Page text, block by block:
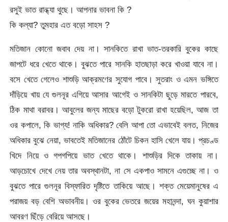
রসুই ভাত রান্ধ্যা থুছে। আপনার ভাবনা কি ?
কি কল্যা? তুমহার এত বড়ো সাহস ?
মতিজান কোনো জবাব দেয় না। সানকিতে রাখা ভাত-তরকারি বুকের কাছে
জাপটে ধরে খেতে থাকে। বুঝতে পারে সানকি হাতছাড়া করে খাওয়া যাবে না।
বসে খেতে গেলেও শাশুড়ি আক্রমণের সুযোগ পাবে। সুতরাং ও এমন ভঙ্গিতে
দাঁড়িয়ে খায় যে গুলনূর এগিয়ে আসার আগেই ও সানকিটা ছুড়ে মারতে পারবে,
ঠিক মাথা বরাবর। আবুলের জন্য মাছের বড়ো টুকরো রাখা হয়েছিল, আজ তা
ওর কপালে, কি ভাগ্য! নাকি অধিকার? বেলি আপা তো এভাবেই বলত, নিজের
অধিকার বুঝে নেয়া, ভাবতেই মতিজানের ঠোঁটে চিকন হাসি খেলে যায়। প্রচণ্ড
খিদে নিয়ে ও গপগপিয়ে ভাত খেতে থাকে। শাশুড়ির দিকে তাকায় না।
আড়চোখে দেখে নেয় তার অবস্থানটা, না সে একপাও সামনে এগুচ্ছে না। ও
বুঝতে পারে গুলনূর বিস্ফারিত দৃষ্টিতে তাকিয়ে আছে। শক্ত মেয়েমানুষের এ
পরাজয় বড় বেশি অভাবনীয়। ওর বুকের ভেতরে জয়ের মহানন্দা, ঘন কুয়াশার
আবরণ ছিঁড়ে বেরিয়ে আসছে।